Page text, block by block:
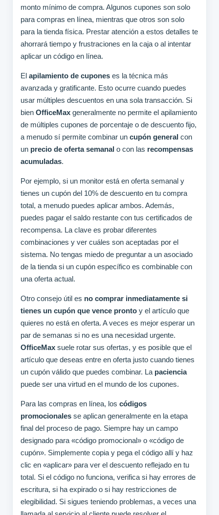
monto mínimo de compra. Algunos cupones son solo
para compras en línea, mientras que otros son solo
para la tienda física. Prestar atención a estos detalles te
ahorrará tiempo y frustraciones en la caja o al intentar
aplicar un código en línea.
El apilamiento de cuponeses la técnica más
avanzada y gratificante. Esto ocurre cuando puedes
usar múltiples descuentos en una sola transacción. Si
bien OfficeMaxgeneralmente no permite el apilamiento
de múltiples cupones de porcentaje o de descuento fijo,
a menudo sí permite combinar un cupón generalcon
un precio de oferta semanalo con las recompensas
acumuladas.
Por ejemplo, si un monitor está en oferta semanal y
tienes un cupón del 10% de descuento en tu compra
total, a menudo puedes aplicar ambos. Además,
puedes pagar el saldo restante con tus certificados de
recompensa. La clave es probar diferentes
combinaciones y ver cuáles son aceptadas por el
sistema. No tengas miedo de preguntar a un asociado
de la tienda si un cupón específico es combinable con
una oferta actual.
Otro consejo útil es no comprar inmediatamente si
tienes un cupón que vence prontoy el artículo que
quieres no está en oferta. A veces es mejor esperar un
par de semanas si no es una necesidad urgente.
OfficeMaxsuele rotar sus ofertas, y es posible que el
artículo que deseas entre en oferta justo cuando tienes
un cupón válido que puedes combinar. La paciencia
puede ser una virtud en el mundo de los cupones.
Para las compras en línea, los códigos
promocionalesse aplican generalmente en la etapa
final del proceso de pago. Siempre hay un campo
designado para «código promocional» o «código de
cupón». Simplemente copia y pega el código allí y haz
clic en «aplicar» para ver el descuento reflejado en tu
total. Si el código no funciona, verifica si hay errores de
escritura, si ha expirado o si hay restricciones de
elegibilidad. Si sigues teniendo problemas, a veces una